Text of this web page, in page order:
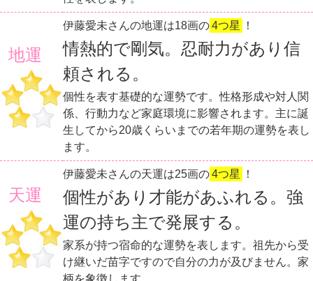
地運
伊藤愛未さんの地運は18画の4つ星 ！
情熱的で剛気。忍耐力があり信
頼される。
個性を表す基礎的な運勢です。性格形成や対人関
係、行動力など家庭環境に影響されます。主に誕
生してから20歳くらいまでの若年期の運勢を表し
ます。
天運
伊藤愛未さんの天運は25画の4つ星 ！
個性があり才能があふれる。強
運の持ち主で発展する。
家系が持つ宿命的な運勢を表します。祖先から受
け継いだ苗字ですので自分の力が及びません。家
柄を象徴します。